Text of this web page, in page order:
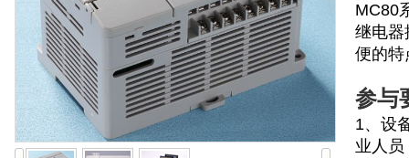
MC80
继电器
便的特
参与
1、设
业人员